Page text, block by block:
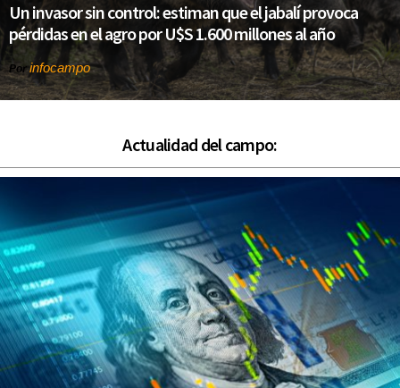
Un invasor sin control: estiman que el jabalí provoca
pérdidas en el agro por U$S 1.600 millones al año
Porinfocampo
Actualidad del campo: